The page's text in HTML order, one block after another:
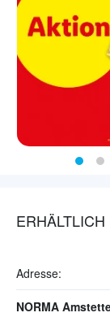
ERHÄLTLICH
Adresse:
NORMA